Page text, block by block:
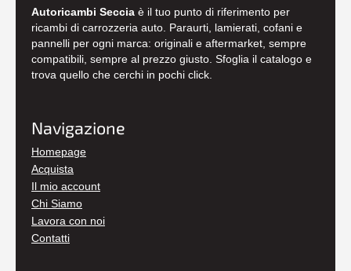
Autoricambi Seccia è il tuo punto di riferimento per
ricambi di carrozzeria auto. Paraurti, lamierati, cofani e
pannelli per ogni marca: originali e aftermarket, sempre
compatibili, sempre al prezzo giusto. Sfoglia il catalogo e
trova quello che cerchi in pochi click.
Navigazione
Homepage
Acquista
Il mio account
Chi Siamo
Lavora con noi
Contatti